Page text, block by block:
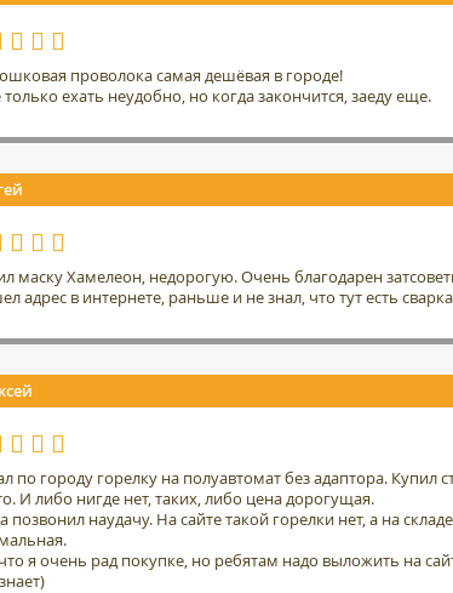
проволока самая дешёвая в городе!
ехать неудобно, но когда закончится, заеду еще.
маску Хамелеон, недорогую. Очень благодарен
адрес в интернете, раньше и не знал, что тут есть сварка
по городу горелку на полуавтомат без адаптора. Купил
И либо нигде нет, таких, либо цена дорогущая.
позвонил наудачу. На сайте такой горелки нет, а на
я очень рад покупке, но ребятам надо выложить на